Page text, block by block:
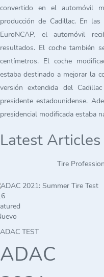
convertido en el automóvil
producción de Cadillac. En
EuroNCAP, el automóvil
resultados. El coche también
centímetros. El coche
estaba destinado a mejorar la
versión extendida del
presidente estadounidense.
presidencial modificada estaba
Latest Articles
Tire
ADAC TEST
ADAC